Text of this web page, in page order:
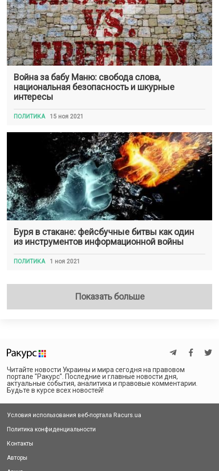
Война за бабу Маню: свобода слова,
национальная безопасность и шкурные
интересы
ПОЛИТИКА 15 ноя 2021
Буря в стакане: фейсбучные битвы как один
из инструментов информационной войны
ПОЛИТИКА 1 ноя 2021
Показать больше
Читайте новости Украины и мира сегодня на правовом
портале "Ракурс". Последние и главные новости дня,
актуальные события, аналитика и правовые комментарии.
Будьте в курсе всех новостей!
Условия использования веб-портала Racurs.ua
Политика конфиденциальности
Контакты
Авторы